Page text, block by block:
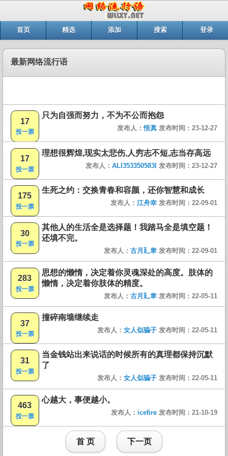
首页 精选 添加 搜索 登录
最新网络流行语
17
投一票
只为自强而努力，不为不公而抱怨
发布人：悟真 发布时间：23-12-27
17
投一票
理想很辉煌,现实太悲伤,人穷志不短,志当存高远
发布人： ALI353350583I 发布时间：23-12-27
175
投一票
生死之约：交换青春和容颜，还你智慧和成长
发布人： 江舟幸 发布时间：22-09-01
30
投一票
其他人的生活全是选择题！我踏马全是填空题！
还填不完。
发布人： 古月廴聿 发布时间：22-09-01
283
投一票
思想的懒惰，决定着你灵魂深处的高度。肢体的
懒惰，决定着你肢体的精度。
发布人： 古月廴聿 发布时间：22-05-11
37
投一票
撞碎南墙继续走
发布人： 女人似骗子 发布时间：22-05-11
31
投一票
当金钱站出来说话的时候所有的真理都保持沉默
了
发布人： 女人似骗子 发布时间：22-05-11
463
投一票
心越大，事便越小。
发布人： icefire 发布时间：21-10-19
首 页 下一页